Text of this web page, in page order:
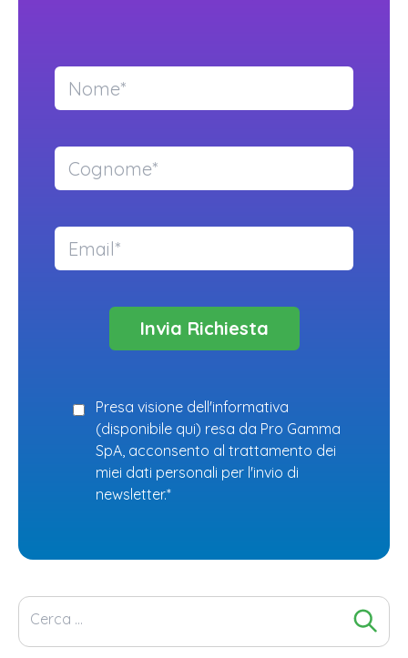
Presa visione dell'informativa
(disponibile qui) resa da Pro Gamma
SpA, acconsento al trattamento dei
miei dati personali per l'invio di
newsletter.*
Ricerca